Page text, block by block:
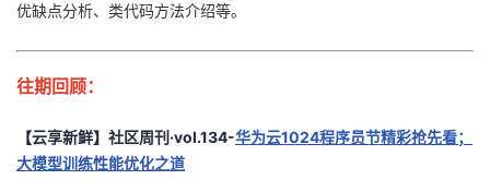
优缺点分析、类代码方法介绍等。
往期回顾：
【云享新鲜】社区周刊·vol.134-华为云1024程序员节精彩抢先看；
大模型训练性能优化之道